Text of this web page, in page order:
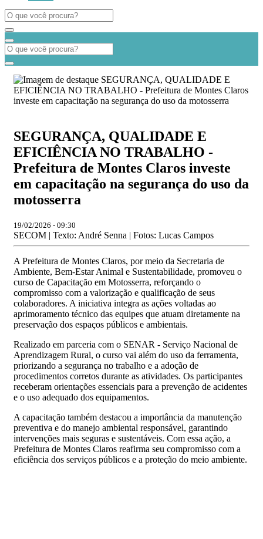
SEGURANÇA, QUALIDADE E
EFICIÊNCIA NO TRABALHO -
Prefeitura de Montes Claros investe
em capacitação na segurança do uso da
motosserra
19/02/2026 - 09:30
SECOM | Texto: André Senna | Fotos: Lucas Campos
A Prefeitura de Montes Claros, por meio da Secretaria de
Ambiente, Bem-Estar Animal e Sustentabilidade, promoveu o
curso de Capacitação em Motosserra, reforçando o
compromisso com a valorização e qualificação de seus
colaboradores. A iniciativa integra as ações voltadas ao
aprimoramento técnico das equipes que atuam diretamente na
preservação dos espaços públicos e ambientais.
Realizado em parceria com o SENAR - Serviço Nacional de
Aprendizagem Rural, o curso vai além do uso da ferramenta,
priorizando a segurança no trabalho e a adoção de
procedimentos corretos durante as atividades. Os participantes
receberam orientações essenciais para a prevenção de acidentes
e o uso adequado dos equipamentos.
A capacitação também destacou a importância da manutenção
preventiva e do manejo ambiental responsável, garantindo
intervenções mais seguras e sustentáveis. Com essa ação, a
Prefeitura de Montes Claros reafirma seu compromisso com a
eficiência dos serviços públicos e a proteção do meio ambiente.